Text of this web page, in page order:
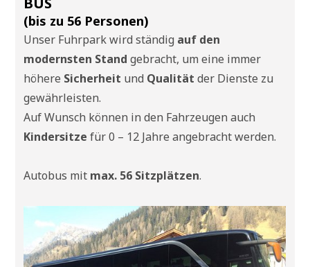
(bis zu 56 Personen)
Unser Fuhrpark wird ständig auf den
modernsten Stand gebracht, um eine immer
höhere Sicherheit und Qualität der Dienste zu
gewährleisten.
Auf Wunsch können in den Fahrzeugen auch
Kindersitze für 0 – 12 Jahre angebracht werden.
Autobus mit max. 56 Sitzplätzen.